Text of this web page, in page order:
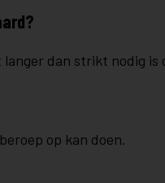
dan strikt nodig
op kan doen.